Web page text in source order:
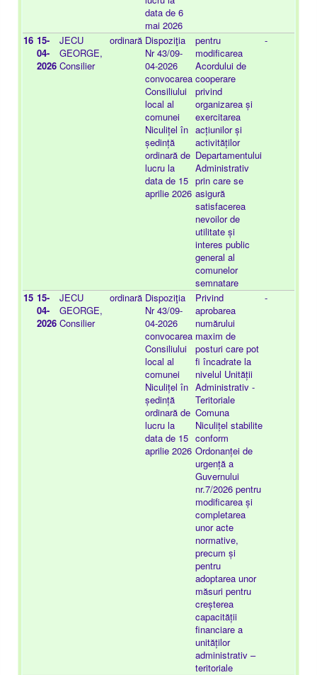
data de 6
mai 2026
16 15-
04-
2026
JECU
GEORGE,
Consilier
ordinară Dispoziţia
Nr 43/09-
04-2026
convocarea
Consiliului
local al
comunei
Niculițel în
ședință
ordinară de
lucru la
data de 15
aprilie 2026
pentru
modificarea
Acordului de
cooperare
privind
organizarea și
exercitarea
acțiunilor și
activităților
Departamentului
Administrativ
prin care se
asigură
satisfacerea
nevoilor de
utilitate și
interes public
general al
comunelor
semnatare
-
15 15-
04-
2026
JECU
GEORGE,
Consilier
ordinară Dispoziţia
Nr 43/09-
04-2026
convocarea
Consiliului
local al
comunei
Niculițel în
ședință
ordinară de
lucru la
data de 15
aprilie 2026
Privind
aprobarea
numărului
maxim de
posturi care pot
fi încadrate la
nivelul Unității
Administrativ -
Teritoriale
Comuna
Niculițel stabilite
conform
Ordonanței de
urgență a
Guvernului
nr.7/2026 pentru
modificarea și
completarea
unor acte
normative,
precum și
pentru
adoptarea unor
măsuri pentru
creșterea
capacității
financiare a
unităților
administrativ –
teritoriale
-